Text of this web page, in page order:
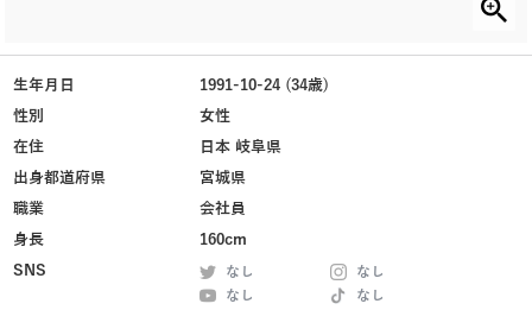
生年月日
1991-10-24 (34歳)
性別
女性
在住
日本 岐阜県
出身都道府県
宮城県
職業
会社員
身長
160cm
SNS
なし
なし
なし
なし